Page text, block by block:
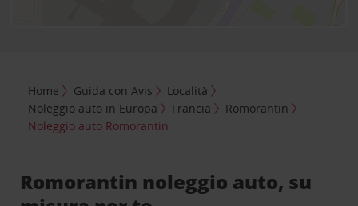
Home Guida con Avis
Località
Noleggio auto in Europa
Francia
Romorantin
Noleggio auto Romorantin
Romorantin noleggio auto, su